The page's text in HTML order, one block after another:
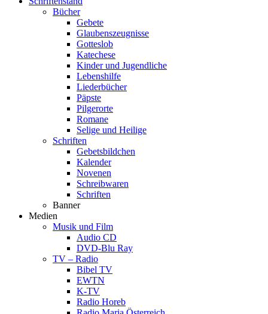
Bücher
Gebete
Glaubenszeugnisse
Gotteslob
Katechese
Kinder und Jugendliche
Lebenshilfe
Liederbücher
Päpste
Pilgerorte
Romane
Selige und Heilige
Schriften
Gebetsbildchen
Kalender
Novenen
Schreibwaren
Schriften
Banner
Medien
Musik und Film
Audio CD
DVD-Blu Ray
TV – Radio
Bibel TV
EWTN
K-TV
Radio Horeb